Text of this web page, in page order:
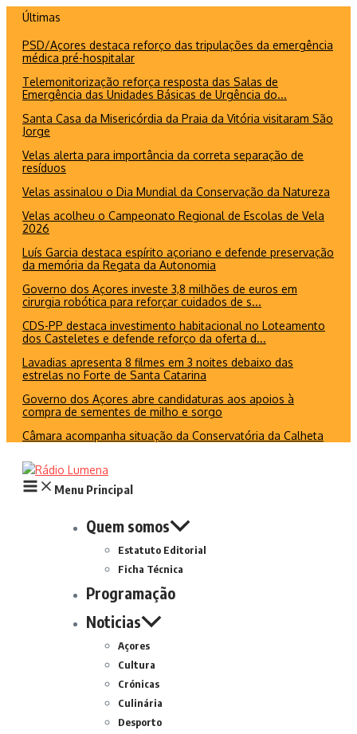
conteúdo
Últimas
PSD/Açores destaca reforço das tripulações da emergência
médica pré-hospitalar
Telemonitorização reforça resposta das Salas de
Emergência das Unidades Básicas de Urgência do...
Santa Casa da Misericórdia da Praia da Vitória visitaram São
Jorge
Velas alerta para importância da correta separação de
resíduos
Velas assinalou o Dia Mundial da Conservação da Natureza
Velas acolheu o Campeonato Regional de Escolas de Vela
2026
Luís Garcia destaca espírito açoriano e defende preservação
da memória da Regata da Autonomia
Governo dos Açores investe 3,8 milhões de euros em
cirurgia robótica para reforçar cuidados de s...
CDS-PP destaca investimento habitacional no Loteamento
dos Casteletes e defende reforço da oferta d...
Lavadias apresenta 8 filmes em 3 noites debaixo das
estrelas no Forte de Santa Catarina
Governo dos Açores abre candidaturas aos apoios à
compra de sementes de milho e sorgo
Câmara acompanha situação da Conservatória da Calheta
Menu Principal
Quem somos
Estatuto Editorial
Ficha Técnica
Programação
Noticias
Açores
Cultura
Crónicas
Culinária
Desporto